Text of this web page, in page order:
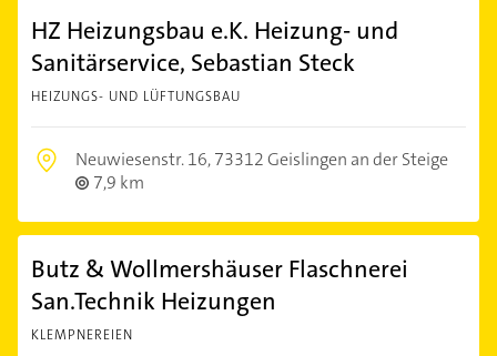
HZ Heizungsbau e.K. Heizung- und
Sanitärservice, Sebastian Steck
HEIZUNGS- UND LÜFTUNGSBAU
Neuwiesenstr. 16,73312 Geislingen an der Steige
7,9 km
Butz & Wollmershäuser Flaschnerei
San.Technik Heizungen
KLEMPNEREIEN